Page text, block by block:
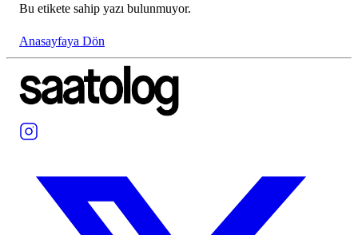
Bu etikete sahip yazı bulunmuyor.
Anasayfaya Dön